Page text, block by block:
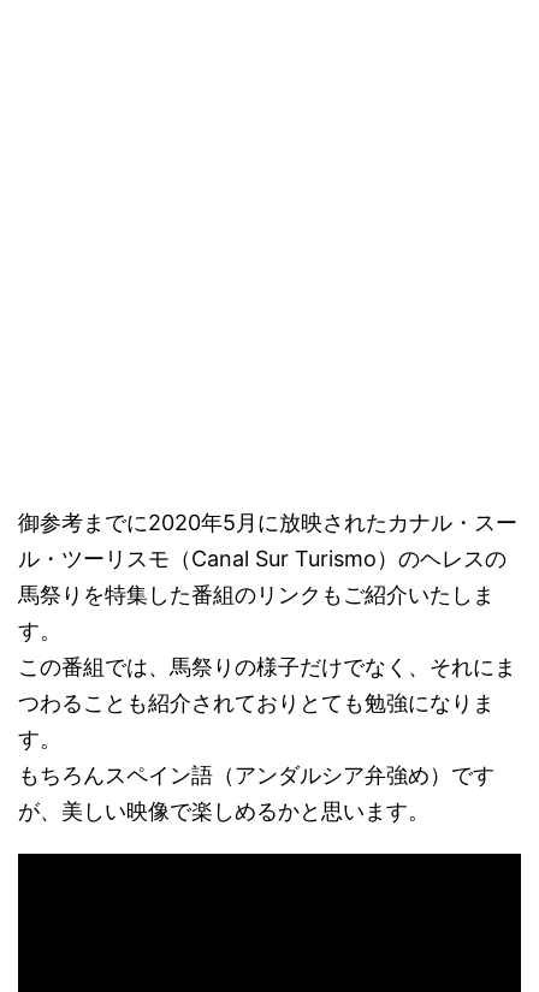
御参考までに2020年5月に放映されたカナル・スー
ル・ツーリスモ（Canal Sur Turismo）のヘレスの
馬祭りを特集した番組のリンクもご紹介いたしま
す。
この番組では、馬祭りの様子だけでなく、それにま
つわることも紹介されておりとても勉強になりま
す。
もちろんスペイン語（アンダルシア弁強め）です
が、美しい映像で楽しめるかと思います。